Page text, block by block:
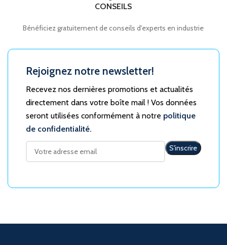
CONSEILS
Bénéficiez gratuitement de conseils d'experts en industrie
Rejoignez notre newsletter!
Recevez nos dernières promotions et actualités
directement dans votre boîte mail ! Vos données
seront utilisées conformément à notre politique
de confidentialité.